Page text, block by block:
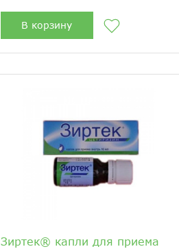
В корзину
Зиртек® капли для приема